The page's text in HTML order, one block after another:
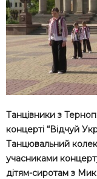
Танцівники з
концерті “Відчуй
Танцювальний
учасниками
дітям-сиротам з